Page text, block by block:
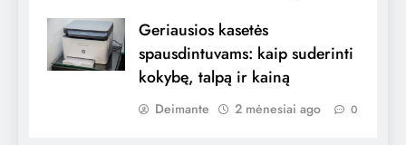
Geriausios kasetės
spausdintuvams: kaip suderinti
kokybę, talpą ir kainą
Deimante 2 mėnesiai ago 0